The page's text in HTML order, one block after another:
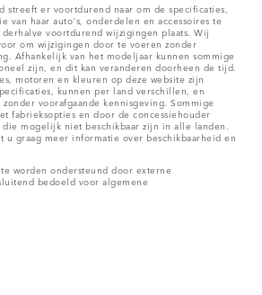
streeft er voortdurend naar om de specificaties,
van haar auto's, onderdelen en accessoires te
voortdurend wijzigingen plaats. Wij
om wijzigingen door te voeren zonder
Afhankelijk van het modeljaar kunnen sommige
zijn, en dit kan veranderen doorheen de tijd.
motoren en kleuren op deze website zijn
kunnen per land verschillen, en
voorafgaande kennisgeving. Sommige
fabrieksopties en door de concessiehouder
die mogelijk niet beschikbaar zijn in alle landen.
u graag meer informatie over beschikbaarheid en
worden ondersteund door externe
bedoeld voor algemene